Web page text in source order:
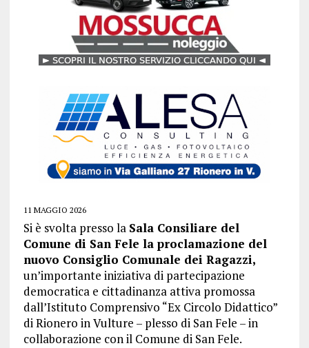
11 MAGGIO 2026
Si è svolta presso la Sala Consiliare del
Comune di San Fele la proclamazione del
nuovo Consiglio Comunale dei Ragazzi,
un’importante iniziativa di partecipazione
democratica e cittadinanza attiva promossa
dall’Istituto Comprensivo “Ex Circolo Didattico”
di Rionero in Vulture – plesso di San Fele – in
collaborazione con il Comune di San Fele.